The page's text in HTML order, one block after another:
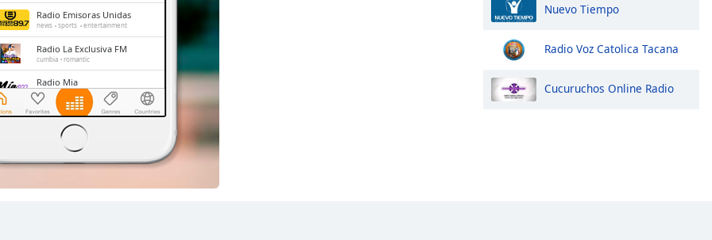
Radio Emisoras Unidas
news sports entertainment
Radio La Exclusiva FM
cumbia romantic
Radio Mia
pop spanish latin romantic
Clasica
80s 70s
Fabuestereo FM
pop classic spanish
Nuevo Tiempo
Radio Voz Catolica Tacana
Cucuruchos Online Radio